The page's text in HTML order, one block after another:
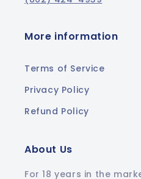
More information
Terms of Service
Privacy Policy
Refund Policy
About Us
For 18 years in the